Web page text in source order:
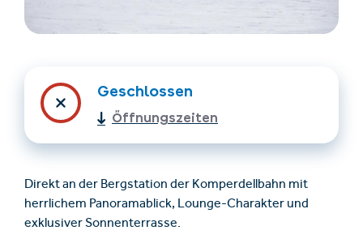
Gutscheinshop
Geschlossen
Öffnungszeiten
Direkt an der Bergstation der Komperdellbahn mit
herrlichem Panoramablick, Lounge-Charakter und
exklusiver Sonnenterrasse.